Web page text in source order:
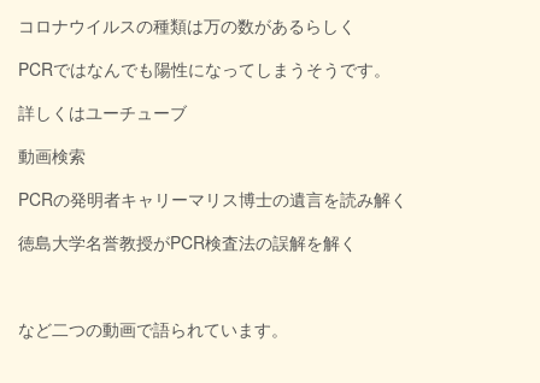
コロナウイルスの種類は万の数があるらしく
PCRではなんでも陽性になってしまうそうです。
詳しくはユーチューブ
動画検索
PCRの発明者キャリーマリス博士の遺言を読み解く
徳島大学名誉教授がPCR検査法の誤解を解く
など二つの動画で語られています。